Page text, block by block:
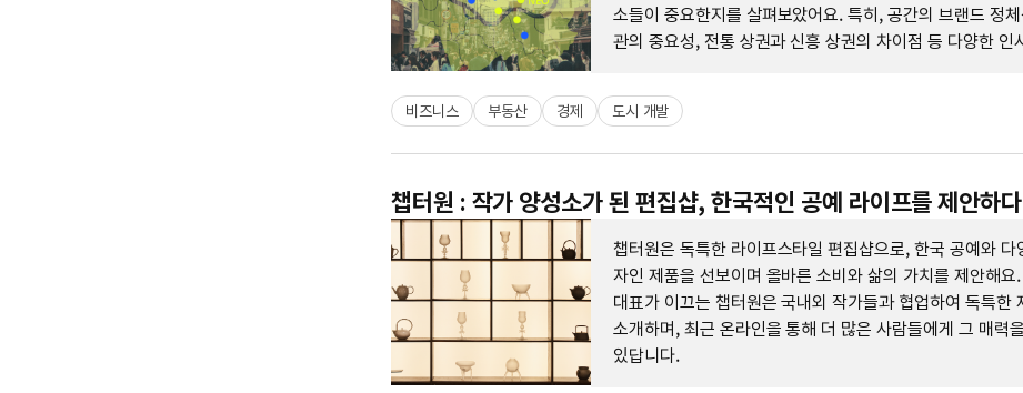
소들이 중요한지를 살펴보았어요. 특히, 공간의 브랜드 정체
관의 중요성, 전통 상권과 신흥 상권의 차이점 등 다양한 인
비즈니스 부동산 경제 도시 개발
챕터원 : 작가 양성소가 된 편집샵, 한국적인 공예 라이프를 제안하다
챕터원은 독특한 라이프스타일 편집샵으로, 한국 공예와 다
자인 제품을 선보이며 올바른 소비와 삶의 가치를 제안해요
대표가 이끄는 챕터원은 국내외 작가들과 협업하여 독특한
소개하며, 최근 온라인을 통해 더 많은 사람들에게 그 매력
있답니다.